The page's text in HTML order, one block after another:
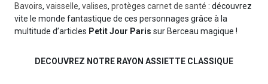
Bavoirs, vaisselle, valises, protèges carnet de santé : découvrez
vite le monde fantastique de ces personnages grâce à la
multitude d’articles Petit Jour Paris sur Berceau magique !
DECOUVREZ NOTRE RAYON ASSIETTE CLASSIQUE